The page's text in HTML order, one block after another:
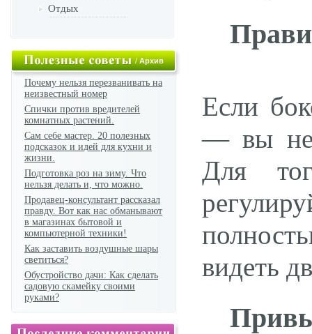
Отдых
/Архив
Почему нельзя перезванивать на
неизвестный номер
Спички против вредителей
комнатных растений.
Сам себе мастер. 20 полезных
подсказок и идей для кухни и
жизни.
Подготовка роз на зиму. Что
нельзя делать и, что можно.
Продавец-консультант рассказал
правду. Вот как нас обманывают
в магазинах бытовой и
компьютерной техники!
Как заставить воздушные шары
светиться?
Обустройство дачи: Как сделать
садовую скамейку своими
руками?
Если
— вы не
Для
видеть